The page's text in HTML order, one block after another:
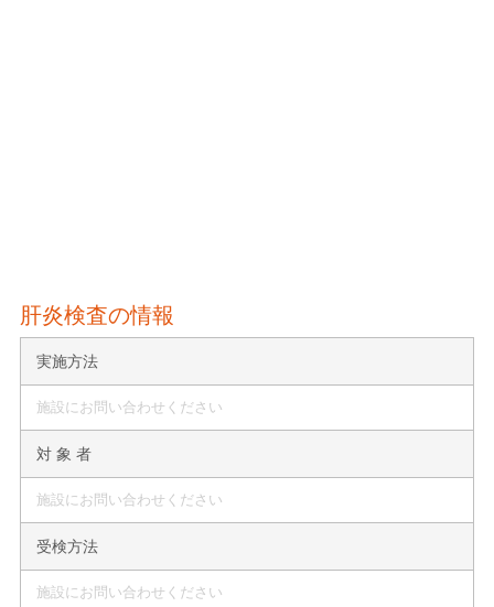
肝炎検査の情報
実施方法
施設にお問い合わせください
対 象 者
施設にお問い合わせください
受検方法
施設にお問い合わせください